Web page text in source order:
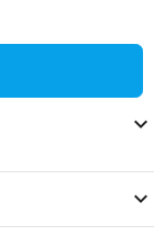
keyboard_arrow_down
keyboard_arrow_down